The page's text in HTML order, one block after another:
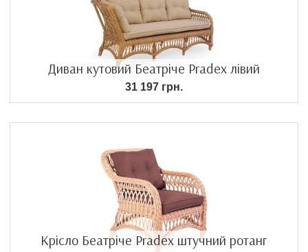
Диван кутовий Беатріче Pradex лівий
31 197 грн.
Крісло Беатріче Pradex штучний ротанг